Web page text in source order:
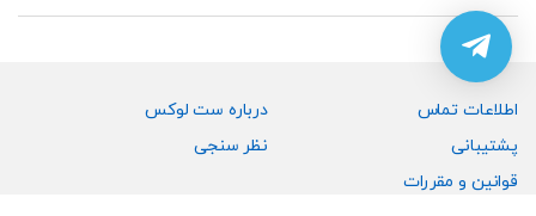
اطلاعات تماس
پشتیبانی
قوانین و مقررات
درباره ست لوکس
نظر سنجی